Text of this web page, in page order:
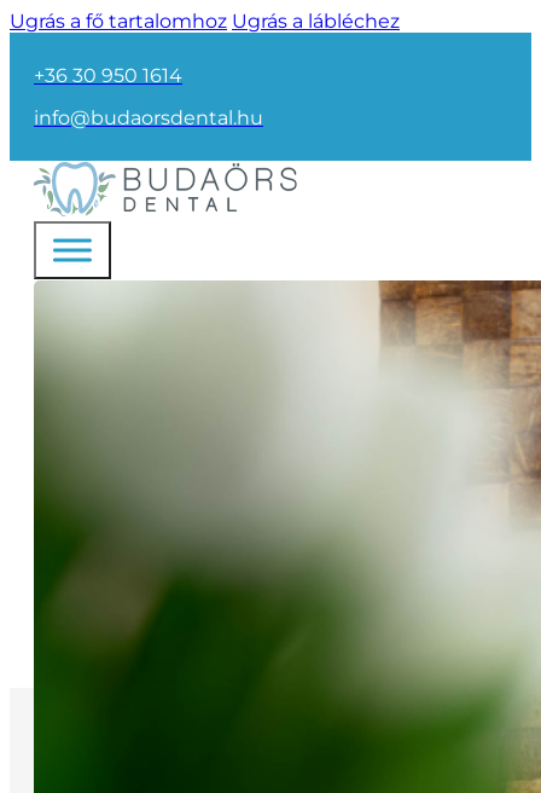
Ugrás a fő tartalomhoz Ugrás a lábléchez
+36 30 950 1614
info@budaorsdental.hu